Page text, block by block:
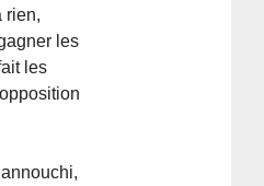
rien,
les
les